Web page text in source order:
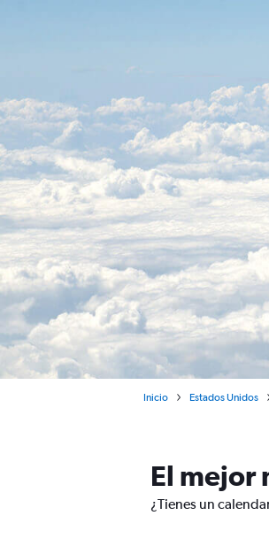
Inicio Estados Unidos
El mejor
¿Tienes un